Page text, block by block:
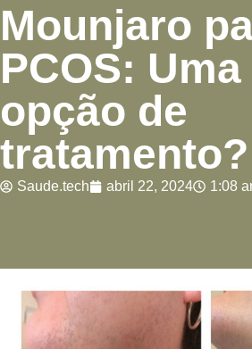
Mounjaro
PCOS:
opção de
tratamento?
Saude.tech abril 22, 2024 1:08